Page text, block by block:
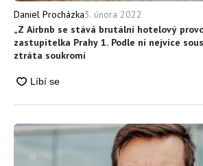
Daniel Procházka3. února 2022
„Z Airbnb se stává brutální hotelový
zastupitelka Prahy 1. Podle ní nejvíce
ztráta soukromí